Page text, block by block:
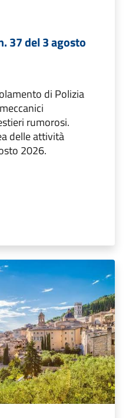
37 del 3 agosto
di Polizia
rumorosi.
delle attività
2026.